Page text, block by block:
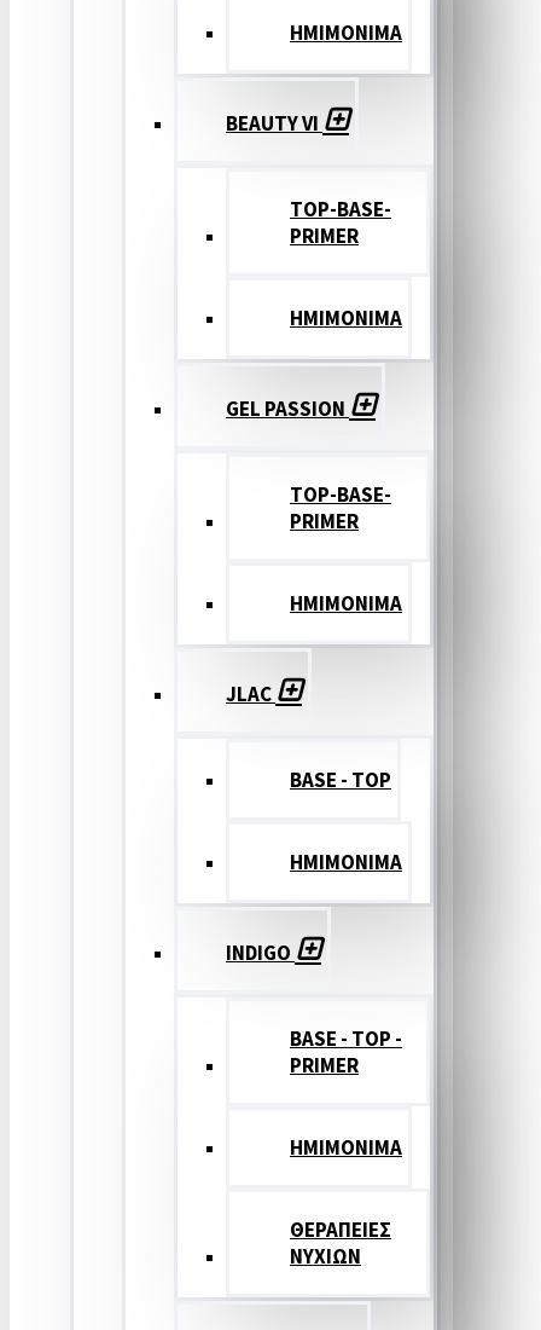
ΗΜΙΜΟΝΙΜΑ
BEAUTY VI
TOP-BASE-
PRIMER
ΗΜΙΜΟΝΙΜΑ
GEL PASSION
TOP-BASE-
PRIMER
ΗΜΙΜΟΝΙΜΑ
JLAC
BASE - TOP
ΗΜΙΜΟΝΙΜΑ
INDIGO
BASE - TOP -
PRIMER
HMIMONIMA
ΘΕΡΑΠΕΙΕΣ
ΝΥΧΙΩΝ